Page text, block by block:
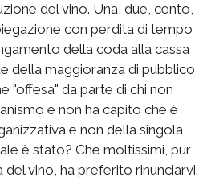
del vino. Una, due, cento,
con perdita di tempo
della coda alla cassa
della maggioranza di pubblico
"offesa" da parte di chi non
e non ha capito che è
e non della singola
è stato? Che moltissimi, pur
del vino, ha preferito rinunciarvi.